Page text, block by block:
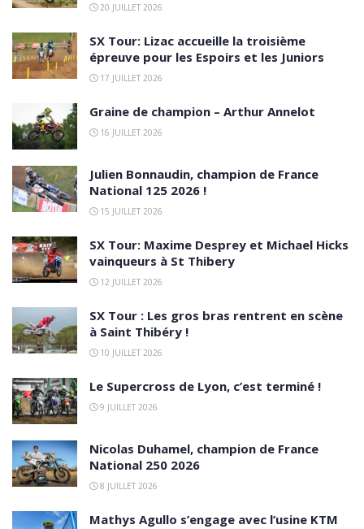
20 JUILLET 2026
SX Tour: Lizac accueille la troisième
épreuve pour les Espoirs et les Juniors
17 JUILLET 2026
Graine de champion – Arthur Annelot
16 JUILLET 2026
Julien Bonnaudin, champion de France
National 125 2026 !
15 JUILLET 2026
SX Tour: Maxime Desprey et Michael Hicks
vainqueurs à St Thibery
12 JUILLET 2026
SX Tour : Les gros bras rentrent en scène
à Saint Thibéry !
10 JUILLET 2026
Le Supercross de Lyon, c’est terminé !
9 JUILLET 2026
Nicolas Duhamel, champion de France
National 250 2026
8 JUILLET 2026
Mathys Agullo s’engage avec l’usine KTM